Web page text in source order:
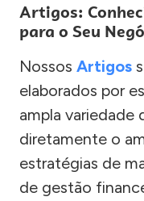
Artigos:
para o Seu
Nossos Artigos
elaborados por
ampla variedade
diretamente o
estratégias de
de gestão